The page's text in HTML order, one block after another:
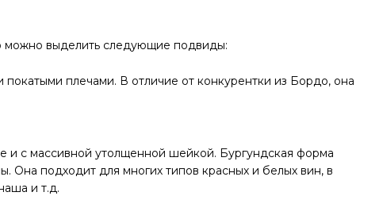
можно выделить следующие подвиды:
плечами. В отличие от конкурентки из Бордо, она
с массивной утолщенной шейкой. Бургундская форма
подходит для многих типов красных и белых вин, в
и т.д.